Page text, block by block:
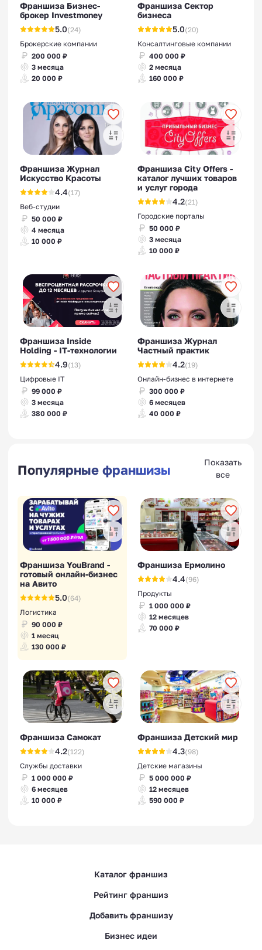
Франшиза Бизнес-
брокер Investmoney
5.0(24)
Брокерские компании
200 000 ₽
3 месяца
20 000 ₽
Франшиза Сектор
бизнеса
5.0(20)
Консалтинговые компании
400 000 ₽
2 месяца
160 000 ₽
Франшиза Журнал
Искусство Красоты
4.4(17)
Веб-студии
50 000 ₽
4 месяца
10 000 ₽
Франшиза City Offers -
каталог лучших товаров
и услуг города
4.2(21)
Городские порталы
50 000 ₽
3 месяца
10 000 ₽
Франшиза Inside
Holding - IT-технологии
4.9(13)
Цифровые IT
99 000 ₽
3 месяца
380 000 ₽
Франшиза Журнал
Частный практик
4.2(19)
Онлайн-бизнес в интернете
300 000 ₽
6 месяцев
40 000 ₽
Популярные франшизы
Показать
все
Франшиза YouBrand -
готовый онлайн-бизнес
на Авито
5.0(64)
Логистика
90 000 ₽
1 месяц
130 000 ₽
Франшиза Ермолино
4.4(96)
Продукты
1 000 000 ₽
12 месяцев
70 000 ₽
Франшиза Самокат
4.2(122)
Службы доставки
1 000 000 ₽
6 месяцев
10 000 ₽
Франшиза Детский мир
4.3(98)
Детские магазины
5 000 000 ₽
12 месяцев
590 000 ₽
Каталог франшиз
Рейтинг франшиз
Добавить франшизу
Бизнес идеи